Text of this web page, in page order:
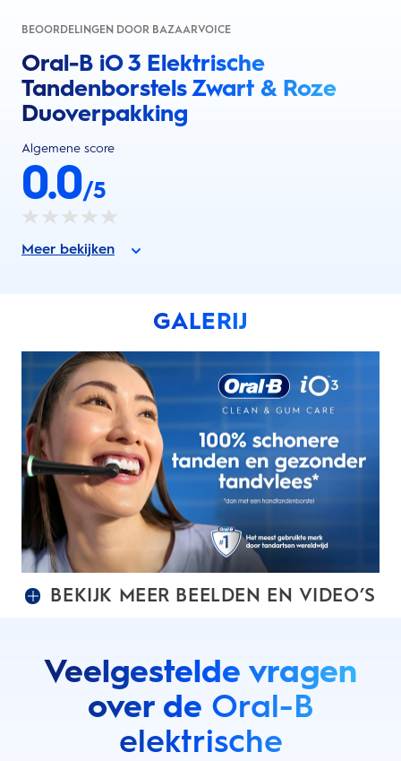
BEOORDELINGEN DOOR BAZAARVOICE
Oral-B iO 3 Elektrische
Tandenborstels Zwart & Roze
Duoverpakking
Algemene score
0.0/5
Meer bekijken
GALERIJ
BEKIJK MEER BEELDEN EN VIDEO’S
Veelgestelde vragen
over de Oral-B
elektrische